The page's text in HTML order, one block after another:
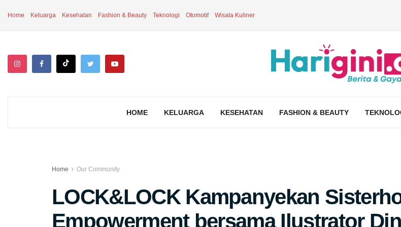
Home Keluarga Kesehatan Fashion & Beauty Teknologi Otomotif Wisata Kuliner
HOME KELUARGA KESEHATAN FASHION & BEAUTY
Home Our Community
LOCK&LOCK Kampanyekan
Empowerment bersama Ilustrator